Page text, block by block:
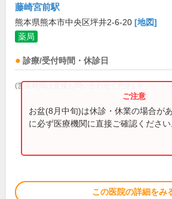
藤崎宮前駅
熊本県熊本市中央区坪井2-6-20 [地図]
薬局
診療/受付時間・休診日
(営業時間は直接お問い合わせください)
お盆(8月中旬)は休診・休業の場合が
に必ず医療機関に直接ご確認ください
この医院の詳細をみ